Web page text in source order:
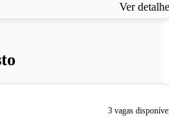
Ver
3 vagas